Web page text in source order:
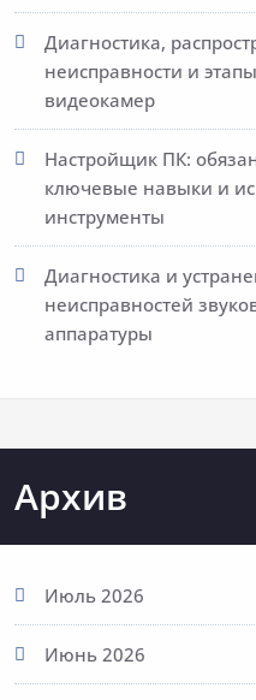
Диагностика,
неисправности и
видеокамер
Настройщик ПК:
ключевые навыки и
инструменты
Диагностика и
неисправностей
аппаратуры
Архив
Июль 2026
Июнь 2026